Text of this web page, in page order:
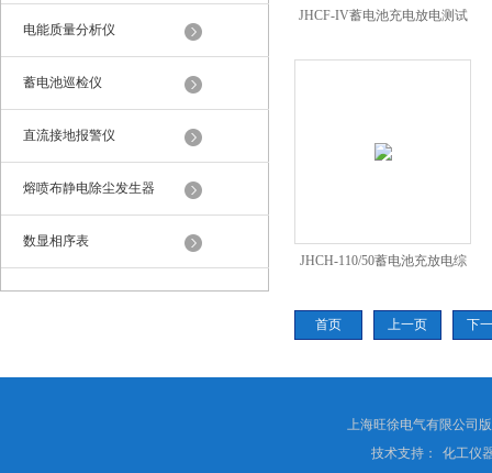
电能质量分析仪
蓄电池巡检仪
直流接地报警仪
熔喷布静电除尘发生器
数显相序表
JHCF-IV蓄电池充电放电测试
JHCH-110/50蓄电池充放电综
首页
上一页 下
上海旺徐电气有限公司
技术支持：
化工仪